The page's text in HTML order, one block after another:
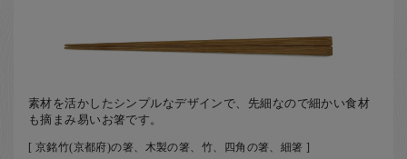
素材を活かしたシンプルなデザインで、先細なので細かい食材
も摘まみ易いお箸です。
[ 京銘竹(京都府)の箸、木製の箸、竹、四角の箸、細箸 ]